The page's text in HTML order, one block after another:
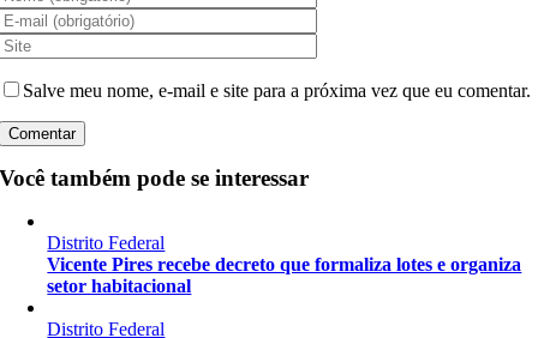
Salve meu nome, e-mail e site para a próxima vez que eu comentar.
Você também pode se interessar
Distrito Federal
Vicente Pires recebe decreto que formaliza lotes e organiza
setor habitacional
Distrito Federal